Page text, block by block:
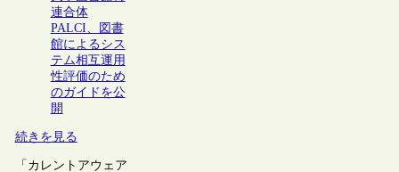
連合体
PALCI、図書
館によるシス
テム相互運用
性評価のため
のガイドを公
開
続きを見る
「カレントアウェア